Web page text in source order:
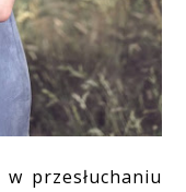
przesłuchaniu